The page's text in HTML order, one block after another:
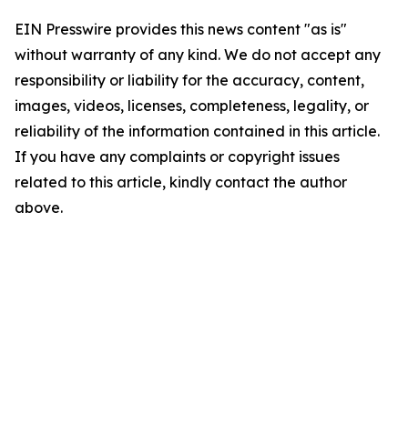
EIN Presswire provides this news content "as is"
without warranty of any kind. We do not accept any
responsibility or liability for the accuracy, content,
images, videos, licenses, completeness, legality, or
reliability of the information contained in this article.
If you have any complaints or copyright issues
related to this article, kindly contact the author
above.